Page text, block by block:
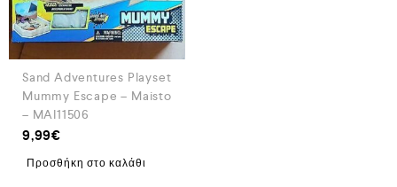
Sand Adventures Playset
Mummy Escape – Maisto
– MAI11506
9,99€
Προσθήκη στο καλάθι